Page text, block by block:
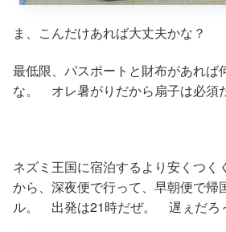
ま、こんだけあれば大丈夫かな？
最低限、パスポートと財布があれば
な。 オレ暑がりだから扇子は必須
ネズミ王国に宿泊するより安くつく
から、深夜便で行って、早朝便で帰
ル。 出発は21時だぜ。 遅ぇだろ